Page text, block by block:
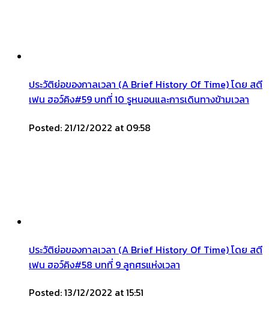
ประวัติย่อของกาลเวลา (A Brief History Of Time) โดย สตี
เฟน ฮอว์คิง#59 บทที่ 10 รูหนอนและการเดินทางข้ามเวลา
Posted: 21/12/2022 at 09:58
ประวัติย่อของกาลเวลา (A Brief History Of Time) โดย สตี
เฟน ฮอว์คิง#58 บทที่ 9 ลูกศรแห่งเวลา
Posted: 13/12/2022 at 15:51